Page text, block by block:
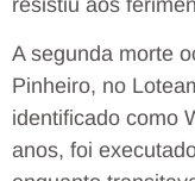
A segunda morte
Pinheiro, no
identificado como
anos, foi